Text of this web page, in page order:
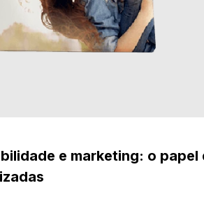
e marketing: o